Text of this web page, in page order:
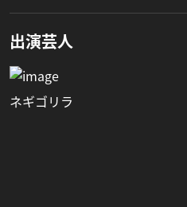
出演芸人
ネギゴリラ